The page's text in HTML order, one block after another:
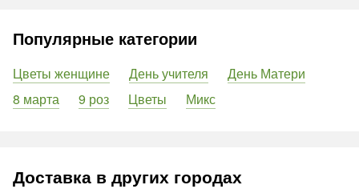
Популярные категории
Цветы женщине День учителя
День Матери
8 марта
9 роз Цветы Микс
Доставка в других городах